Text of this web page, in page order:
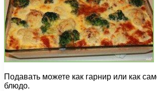
Подавать можете как гарнир или как
блюдо.